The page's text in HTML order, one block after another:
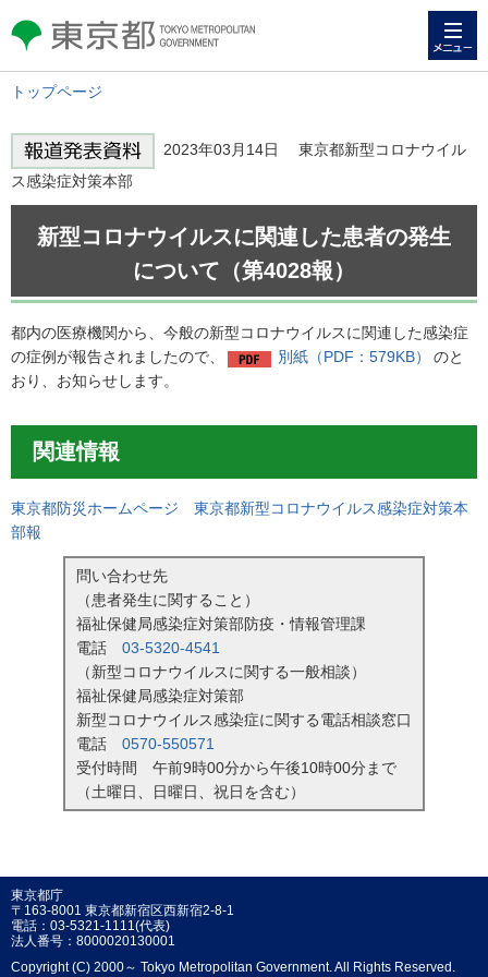
東京都 TOKYO METROPOLITAN
GOVERNMENT
トップページ
2023年03月14日 東京都新型コロナウイル
ス感染症対策本部
新型コロナウイルスに関連した患者の発生
について（第4028報）
都内の医療機関から、今般の新型コロナウイルスに関連した感染症
の症例が報告されましたので、
別紙（PDF：579KB）
のと
おり、お知らせします。
関連情報
東京都防災ホームページ 東京都新型コロナウイルス感染症対策本
部報
問い合わせ先
（患者発生に関すること）
福祉保健局感染症対策部防疫・情報管理課
電話 03-5320-4541
（新型コロナウイルスに関する一般相談）
福祉保健局感染症対策部
新型コロナウイルス感染症に関する電話相談窓口
電話 0570-550571
受付時間 午前9時00分から午後10時00分まで
（土曜日、日曜日、祝日を含む）
東京都庁
〒163-8001 東京都新宿区西新宿2-8-1
電話：03-5321-1111(代表)
法人番号：8000020130001
Copyright (C) 2000～ Tokyo Metropolitan Government. All Rights Reserved.